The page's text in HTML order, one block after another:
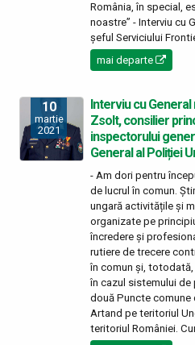
România, în special,
noastre” - Interviu cu
șeful Serviciului
mai departe
10
martie
2021
Interviu cu
Zsolt, consilier
inspectorului
General al Poliției
- Am dori pentru
de lucrul în comun.
ungară activitățile și
organizate pe
încredere și
rutiere de trecere
în comun și,
în cazul sistemului de
două Puncte comune
Artand pe teritoriul
teritoriul României.